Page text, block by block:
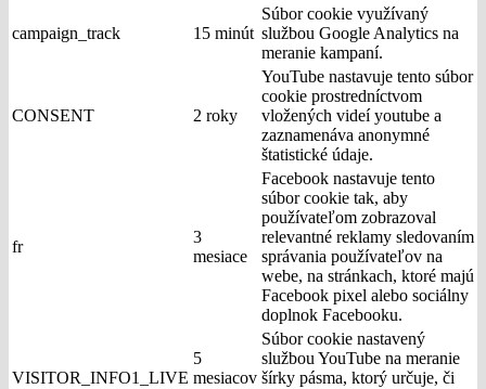
campaign_track 15 minút
Súbor cookie využívaný
službou Google Analytics na
meranie kampaní.
CONSENT 2 roky
YouTube nastavuje tento súbor
cookie prostredníctvom
vložených videí youtube a
zaznamenáva anonymné
štatistické údaje.
fr
3
mesiace
Facebook nastavuje tento
súbor cookie tak, aby
používateľom zobrazoval
relevantné reklamy sledovaním
správania používateľov na
webe, na stránkach, ktoré majú
Facebook pixel alebo sociálny
doplnok Facebooku.
VISITOR_INFO1_LIVE
5
mesiacov
Súbor cookie nastavený
službou YouTube na meranie
šírky pásma, ktorý určuje, či